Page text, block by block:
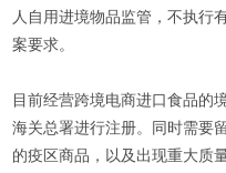
人自用进境物品监管，不执行
案要求。
目前经营跨境电商进口食品的
海关总署进行注册。同时需要
的疫区商品，以及出现重大质